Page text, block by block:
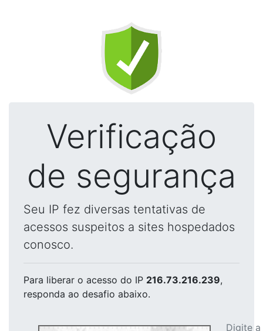
Verificação
de segurança
Seu IP fez diversas tentativas de
acessos suspeitos a sites hospedados
conosco.
Para liberar o acesso do IP 216.73.216.239,
responda ao desafio abaixo.
Digite